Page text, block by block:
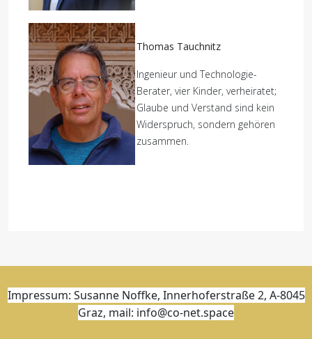
Thomas Tauchnitz
Ingenieur und Technologie-
Berater, vier Kinder, verheiratet;
Glaube und Verstand sind kein
Widerspruch, sondern gehören
zusammen.
Impressum: Susanne Noffke, Innerhoferstraße 2, A-8045
Graz, mail: info@co-net.space